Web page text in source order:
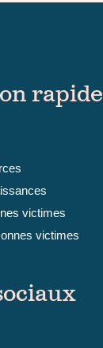
rapide
victimes
victimes